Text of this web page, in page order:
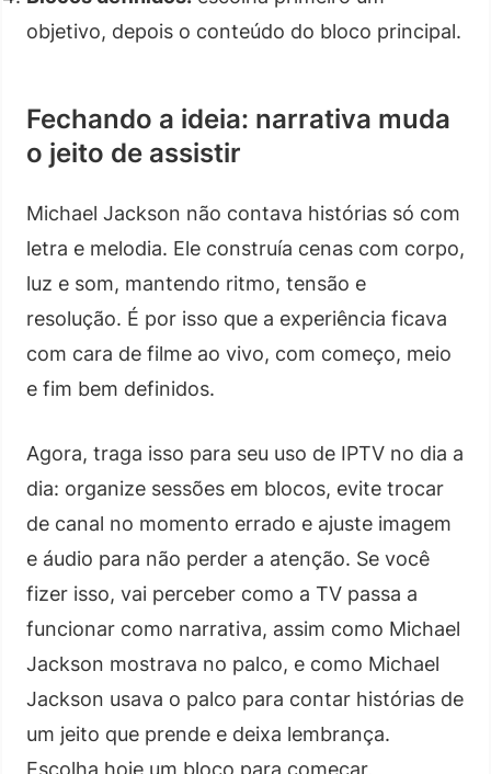
objetivo, depois o conteúdo do bloco principal.
Fechando a ideia: narrativa muda
o jeito de assistir
Michael Jackson não contava histórias só com
letra e melodia. Ele construía cenas com corpo,
luz e som, mantendo ritmo, tensão e
resolução. É por isso que a experiência ficava
com cara de filme ao vivo, com começo, meio
e fim bem definidos.
Agora, traga isso para seu uso de IPTV no dia a
dia: organize sessões em blocos, evite trocar
de canal no momento errado e ajuste imagem
e áudio para não perder a atenção. Se você
fizer isso, vai perceber como a TV passa a
funcionar como narrativa, assim como Michael
Jackson mostrava no palco, e como Michael
Jackson usava o palco para contar histórias de
um jeito que prende e deixa lembrança.
Escolha hoje um bloco para começar,